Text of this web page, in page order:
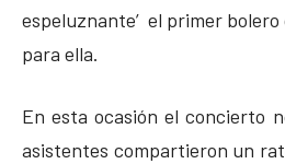
espeluznante’ el primer
para ella.
En esta ocasión el concierto
asistentes compartieron un